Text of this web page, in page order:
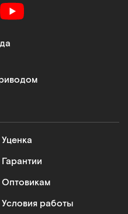
Уценка
Гарантии
Оптовикам
Условия работы